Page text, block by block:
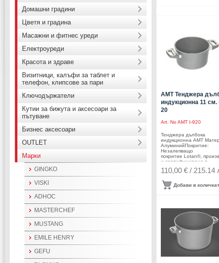
капакПроизводител:
Gastroguss Германия
Подходящ за:
AMT Тенджера
индукционна 11 см.
20
Art. NoAMT I-920
Тенджера дълбока
индукционна AMT
АлуминийПокритие:
Незалепващо
покритие Lotan®,
и сертифицирано в
Германия, с гаранции за
най-високо
см.Височина:11
см.Вместимост: 3
издържат до
240°СПроизводител:
ГерманияПодходяща за:
110,00 € / 215.14
Добави в
Домашни градини
Цветя и градина
Масажни и фитнес уреди
Електроуреди
Красота и здраве
Визитници, калъфи за таблет и
телефон, клипсове за пари
Ключодържатели
Кутии за бижута и аксесоари за
пътуване
Бизнес аксесоари
OUTLET
Марки
GINGKO
VISKI
ADHOC
MASTERCHEF
MUSTANG
EMILE HENRY
GEFU